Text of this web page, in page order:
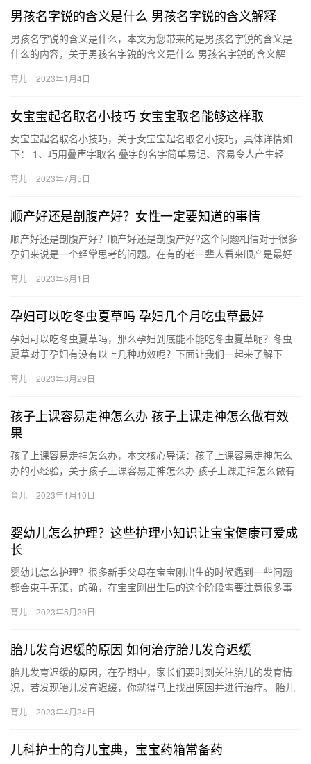
男孩名字锐的含义是什么 男孩名字锐的含义解释
男孩名字锐的含义是什么，本文为您带来的是男孩名字锐的含义是
什么的内容，关于男孩名字锐的含义是什么 男孩名字锐的含义解
育儿 2023年1月4日
女宝宝起名取名小技巧 女宝宝取名能够这样取
女宝宝起名取名小技巧，关于女宝宝起名取名小技巧，具体详情如
下： 1、巧用叠声字取名 叠字的名字简单易记、容易令人产生轻
女…
育儿 2023年7月5日
顺产好还是剖腹产好？女性一定要知道的事情
顺产好还是剖腹产好？顺产好还是剖腹产好?这个问题相信对于很多
孕妇来说是一个经常思考的问题。在有的老一辈人看来顺产是最好
还…
育儿 2023年6月1日
孕妇可以吃冬虫夏草吗 孕妇几个月吃虫草最好
孕妇可以吃冬虫夏草吗，那么孕妇到底能不能吃冬虫夏草呢？冬虫
夏草对于孕妇有没有以上几种功效呢？下面让我们一起来了解下
妇可…
育儿 2023年3月29日
孩子上课容易走神怎么办 孩子上课走神怎么做有效
果
孩子上课容易走神怎么办，本文核心导读：孩子上课容易走神怎么
办的小经验，关于孩子上课容易走神怎么办 孩子上课走神怎么做有
…
育儿 2023年1月10日
婴幼儿怎么护理？这些护理小知识让宝宝健康可爱成
长
婴幼儿怎么护理？很多新手父母在宝宝刚出生的时候遇到一些问题
都会束手无策，的确，在宝宝刚出生后的这个阶段需要注意很多事
么护…
育儿 2023年5月29日
胎儿发育迟缓的原因 如何治疗胎儿发育迟缓
胎儿发育迟缓的原因，在孕期中，家长们要时刻关注胎儿的发育情
况，若发现胎儿发育迟缓，你就得马上找出原因并进行治疗。 胎儿
因…
育儿 2023年4月24日
儿科护士的育儿宝典，宝宝药箱常备药